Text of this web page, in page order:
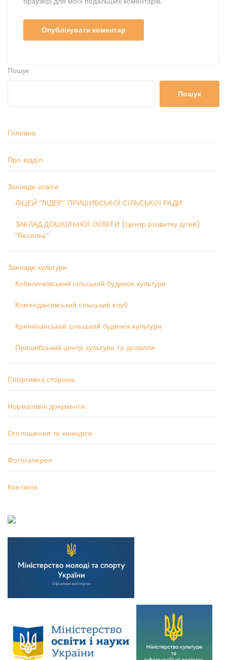
Пошук
Пошук
Головна
Про відділ
Заклади освіти
ЛІЦЕЙ “ЛІДЕР” ПРИШИБСЬКОЇ СІЛЬСЬКОЇ РАДИ
ЗАКЛАД ДОШКІЛЬНОЇ ОСВІТИ (Центр розвитку дітей)
“Веселка”
Заклади культури
Кобелячківський сільський будинок культури
Комендантівський сільський клуб
Криничанський сільський будинок культури
Пришибський центр культури та дозвілля
Спортивна сторінка
Нормативні документи
Оголошення та конкурси
Фотогалерея
Контакти